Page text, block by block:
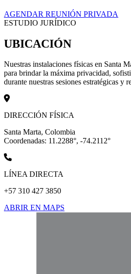
AGENDAR REUNIÓN PRIVADA
ESTUDIO JURÍDICO
UBICACIÓN
Nuestras instalaciones físicas en Santa
para brindar la máxima privacidad,
durante nuestras sesiones estratégicas y
DIRECCIÓN FÍSICA
Santa Marta, Colombia
Coordenadas: 11.2288°, -74.2112°
LÍNEA DIRECTA
+57 310 427 3850
ABRIR EN MAPS